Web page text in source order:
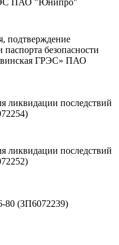
ПАО "Юнипро"
подтверждение
паспорта безопасности
ГРЭС» ПАО
ликвидации последствий
ликвидации последствий
80 (ЗП6072239)